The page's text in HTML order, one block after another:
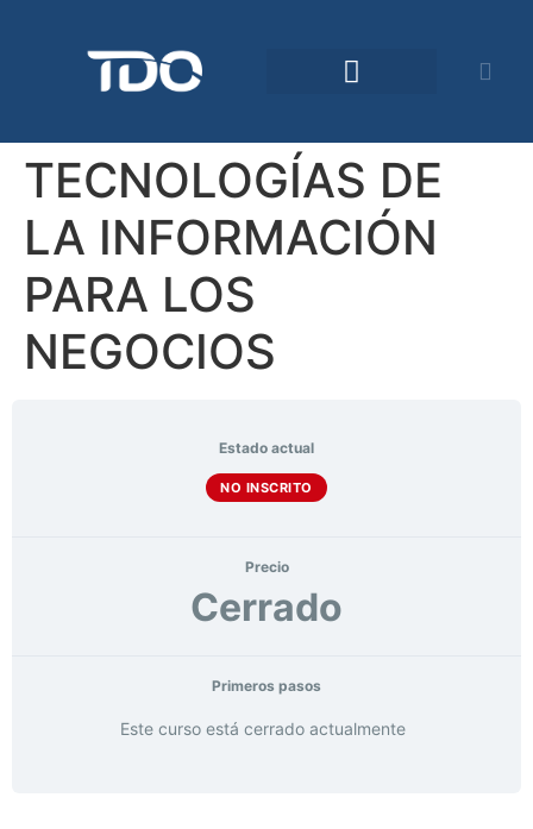
TECNOLOGÍAS DE
LA INFORMACIÓN
PARA LOS
NEGOCIOS
Estado actual
NO INSCRITO
Precio
Cerrado
Primeros pasos
Este curso está cerrado actualmente